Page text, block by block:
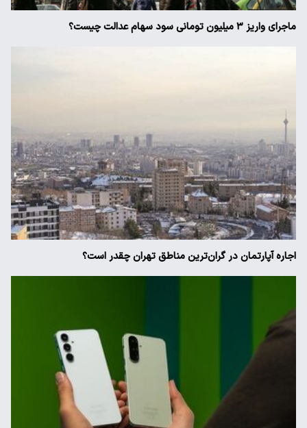
ماجرای واریز ۳ میلیون تومانی سود سهام عدالت چیست؟
اجاره آپارتمان در گران‌ترین مناطق تهران چقدر است؟